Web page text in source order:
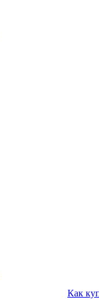
Как